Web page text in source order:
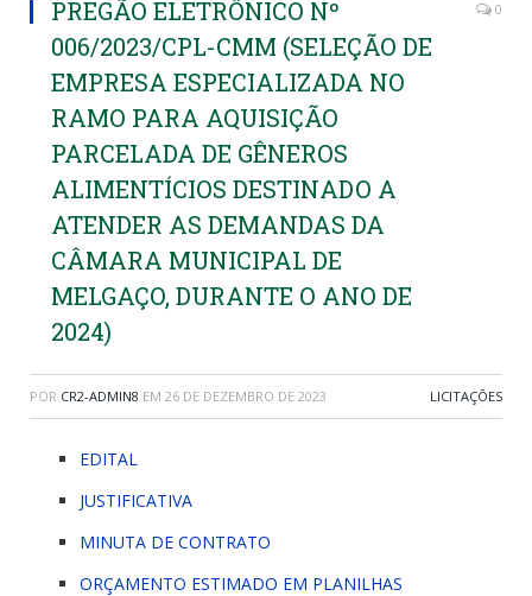
PREGÃO ELETRÔNICO Nº
006/2023/CPL-CMM (SELEÇÃO DE
EMPRESA ESPECIALIZADA NO
RAMO PARA AQUISIÇÃO
PARCELADA DE GÊNEROS
ALIMENTÍCIOS DESTINADO A
ATENDER AS DEMANDAS DA
CÂMARA MUNICIPAL DE
MELGAÇO, DURANTE O ANO DE
2024)
0
POR CR2-ADMIN8 EM 26 DE DEZEMBRO DE 2023 LICITAÇÕES
EDITAL
JUSTIFICATIVA
MINUTA DE CONTRATO
ORÇAMENTO ESTIMADO EM PLANILHAS